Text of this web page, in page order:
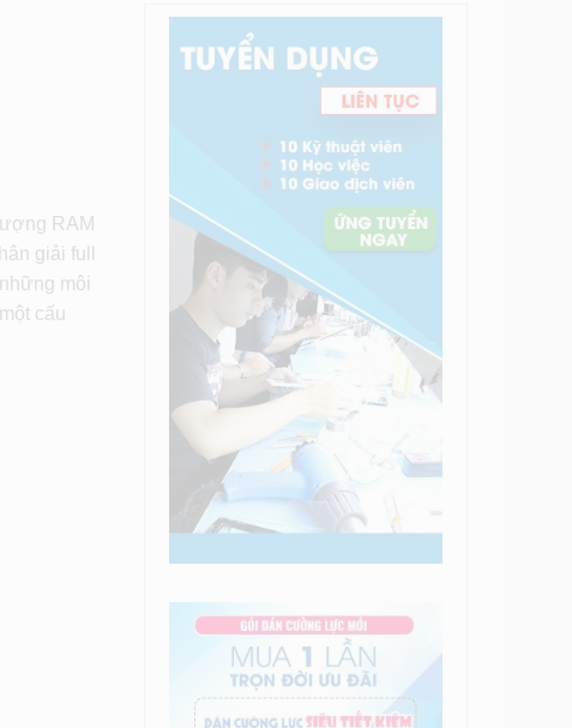
RAM
giải full
môi
cấu